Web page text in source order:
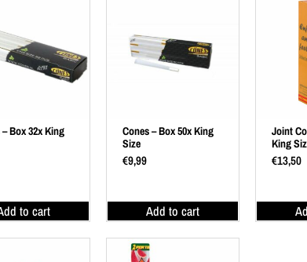
Box 32x King
to cart
Cones – Box 50x King
Size
€9,99
Add to cart
Joint
King
€13,50